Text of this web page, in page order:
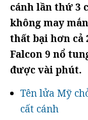
cánh lần thứ 3
không may
thất bại hơn
Falcon 9 nổ
được vài phút.
Tên lửa Mỹ
cất cánh